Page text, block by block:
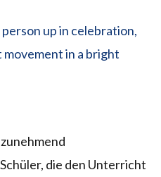
die den Unterricht